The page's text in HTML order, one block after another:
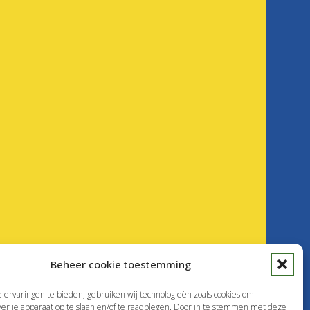
Beheer cookie toestemming
ervaringen te bieden, gebruiken wij technologieën zoals cookies om
je apparaat op te slaan en/of te raadplegen. Door in te stemmen met deze